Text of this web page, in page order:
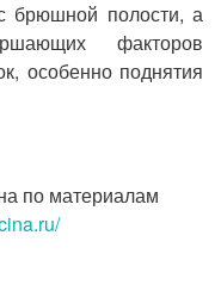
брюшной полости, а
факторов
особенно поднятия
по материалам